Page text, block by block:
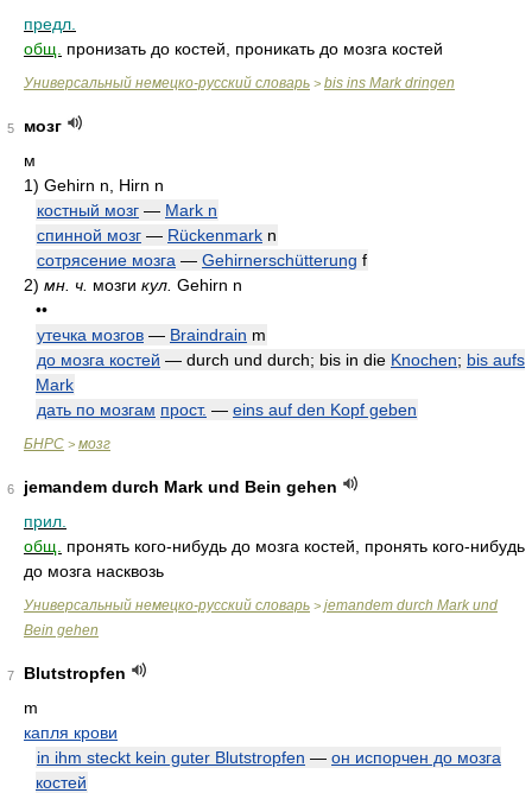
предл.
общ.
пронизать до костей, проникать до мозга костей
Универсальный немецко-русский словарь > bis ins Mark dringen
5
мозг
м
1) Gehirn n, Hirn n
костный мозг — Mark n
спинной мозг — Rückenmark n
сотрясение мозга — Gehirnerschütterung f
2) мн. ч. мозги кул. Gehirn n
••
утечка мозгов — Braindrain m
до мозга костей — durch und durch; bis in die Knochen; bis aufs
Mark
дать по мозгам прост. — eins auf den Kopf geben
БНРС > мозг
6
jemandem durch Mark und Bein gehen
прил.
общ.
пронять кого-нибудь до мозга костей, пронять кого-нибудь
до мозга насквозь
Универсальный немецко-русский словарь > jemandem durch Mark und
Bein gehen
7
Blutstropfen
m
капля крови
in ihm steckt kein guter Blutstropfen — он испорчен до мозга
костей